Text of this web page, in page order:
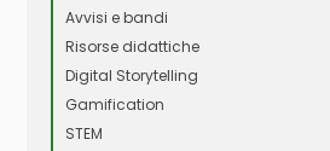
Avvisi e bandi
Risorse didattiche
Digital Storytelling
Gamification
STEM